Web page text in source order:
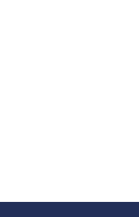
КВАДРО 10-20,
плита КВАДРО 8-28
ВЕРОНИКА,